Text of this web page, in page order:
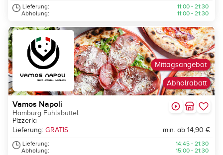
Lieferung:
Abholung:
11:00 - 21:30
11:00 - 21:30
Abholrabatt
Mittagsangebot
Vamos Napoli
Hamburg Fuhlsbüttel
Pizzeria
Lieferung: GRATIS min. ab 14,90 €
Lieferung:
Abholung:
14:45 - 21:30
15:00 - 21:30